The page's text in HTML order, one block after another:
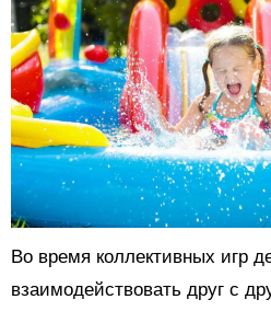
Во время коллективных игр
взаимодействовать друг с